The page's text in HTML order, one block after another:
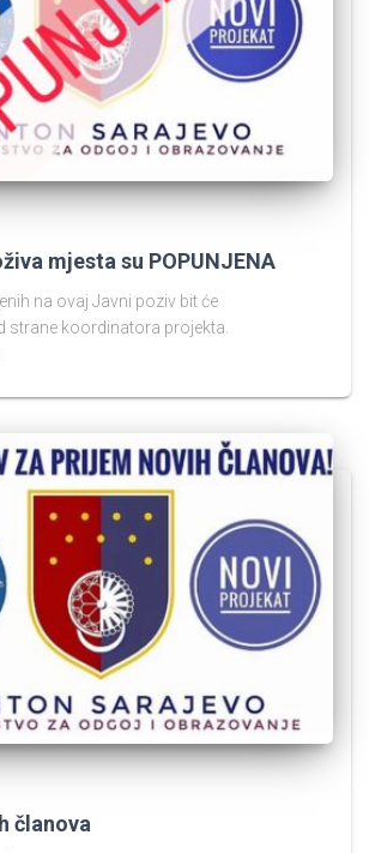
mjesta su POPUNJENA
na ovaj Javni poziv bit će
strane koordinatora projekta.
članova